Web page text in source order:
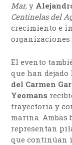
Mar, y
Centinelas del
crecimiento e
organizaciones
El evento
que han
del Carmen
Yeomans
trayectoria y
marina. Ambas
representan
que continúan